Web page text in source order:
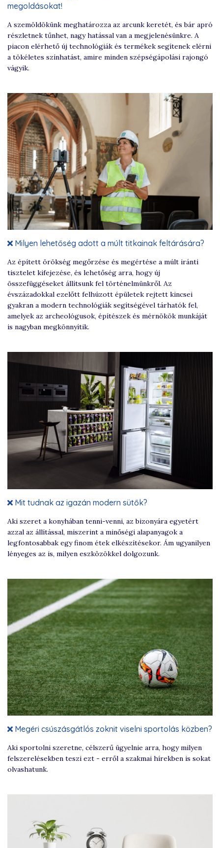
megoldásokat!
A szemöldökünk meghatározza az arcunk keretét, és bár apró
részletnek tűnhet, nagy hatással van a megjelenésünkre. A
piacon elérhető új technológiák és termékek segítenek elérni
a tökéletes színhatást, amire minden szépségápolási rajongó
vágyik.
Milyen lehetőség adott a múlt titkainak feltárására?
Az épített örökség megőrzése és megértése a múlt iránti
tisztelet kifejezése, és lehetőség arra, hogy új
összefüggéseket állítsunk fel történelmünkről. Az
évszázadokkal ezelőtt felhúzott épületek rejtett kincsei
gyakran a modern technológiák segítségével tárhatók fel,
amelyek az archeológusok, építészek és mérnökök munkáját
is nagyban megkönnyítik.
Mit tudnak az igazán modern sütők?
Aki szeret a konyhában tenni-venni, az bizonyára egyetért
azzal az állítással, miszerint a minőségi alapanyagok a
legfontosabbak egy finom étek elkészítésekor. Ám ugyanilyen
lényeges az is, milyen eszközökkel dolgozunk.
Megéri csúszásgátlós zoknit viselni sportolás közben?
Aki sportolni szeretne, célszerű ügyelnie arra, hogy milyen
felszerelésekben teszi ezt - erről a szakmai hírekben is sokat
olvashatunk.